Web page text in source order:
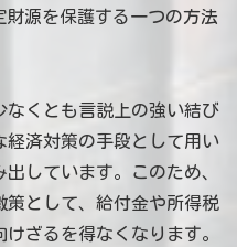
財源を保護する一つの方法
なくとも言説上の強い結び
経済対策の手段として用い
しています。このため、
策として、給付金や所得税
ざるを得なくなります。